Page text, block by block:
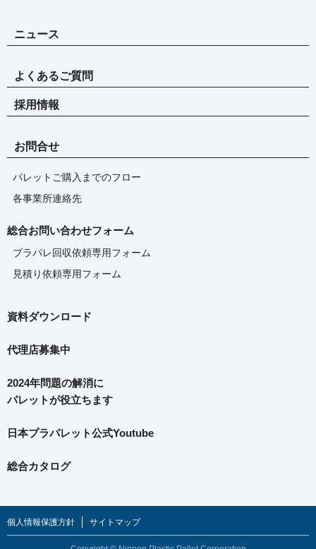
ニュース
よくあるご質問
採用情報
お問合せ
パレットご購入までのフロー
各事業所連絡先
総合お問い合わせフォーム
プラパレ回収依頼専用フォーム
見積り依頼専用フォーム
資料ダウンロード
代理店募集中
2024年問題の解消に
パレットが役立ちます
日本プラパレット公式Youtube
総合カタログ
個人情報保護方針 サイトマップ